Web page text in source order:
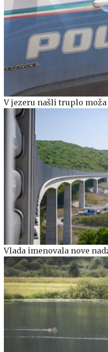
V jezeru našli truplo
Vlada imenovala nove